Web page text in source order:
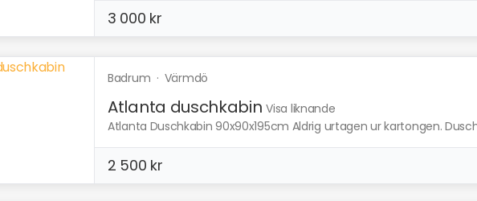
3 000 kr
Badrum · Värmdö
Atlanta duschkabin Visa liknande
Atlanta Duschkabin 90x90x195cm Aldrig urtagen ur kartongen.
2 500 kr